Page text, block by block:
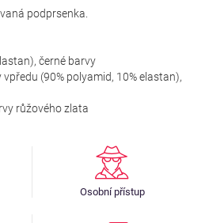
podprsenka.
černé barvy
(90% polyamid, 10% elastan),
růžového zlata
Osobní přístup